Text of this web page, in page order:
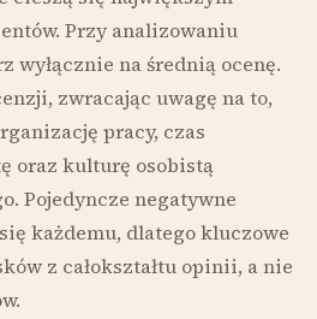
Przy analizowaniu
na średnią ocenę.
zwracając uwagę na to,
pracy, czas
oraz kulturę osobistą
Pojedyncze negatywne
każdemu, dlatego kluczowe
z całokształtu opinii, a nie